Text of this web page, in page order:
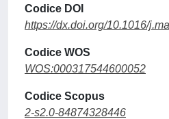
Codice DOI
https://dx.doi.org/10.1016/
Codice WOS
WOS:000317544600052
Codice Scopus
2-s2.0-84874328446